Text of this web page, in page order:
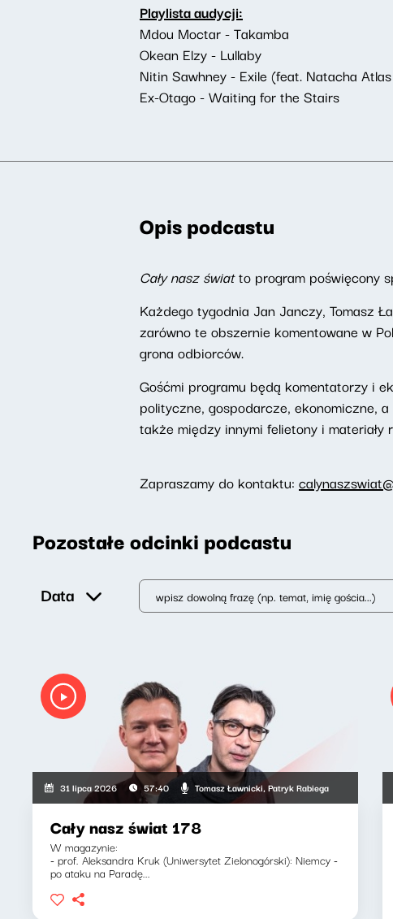
Playlista audycji:
Mdou Moctar - Takamba
Okean Elzy - Lullaby
Nitin Sawhney - Exile (feat. Natacha
Ex-Otago - Waiting for the Stairs
Opis podcastu
Cały nasz światto program poświęcony
Każdego tygodnia Jan Janczy, Tomasz
zarówno te obszernie komentowane w
grona odbiorców.
Gośćmi programu będą komentatorzy i
polityczne, gospodarcze, ekonomiczne,
także między innymi felietony i materiały
Zapraszamy do kontaktu:
Pozostałe odcinki podcastu
Data
31 lipca 2026 57:40 Tomasz Ławnicki, Patryk Rabiega
Cały nasz świat 178
W magazynie:
- prof. Aleksandra Kruk (Uniwersytet Zielonogórski): Niemcy -
po ataku na Paradę...